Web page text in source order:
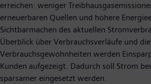
erreichen: weniger
erneuerbaren Quellen und höhere
Sichtbarmachen des aktuellen
Überblick über Verbrauchsverläufe und
Verbrauchsgewohnheiten werden
Kunden aufgezeigt. Dadurch soll Strom
sparsamer eingesetzt werden.